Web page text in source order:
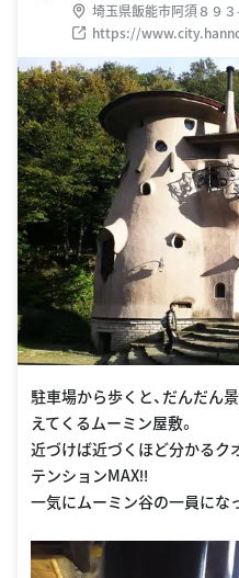
埼玉県飯能市阿須８９３
https://
駐車場から歩くと、だんだん
えてくるムーミン屋敷。
近づけば近づくほど分かるク
テンションMAX‼︎
一気にムーミン谷の一員に